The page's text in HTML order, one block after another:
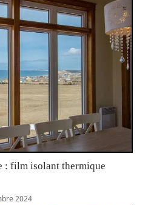
: film isolant thermique
2024